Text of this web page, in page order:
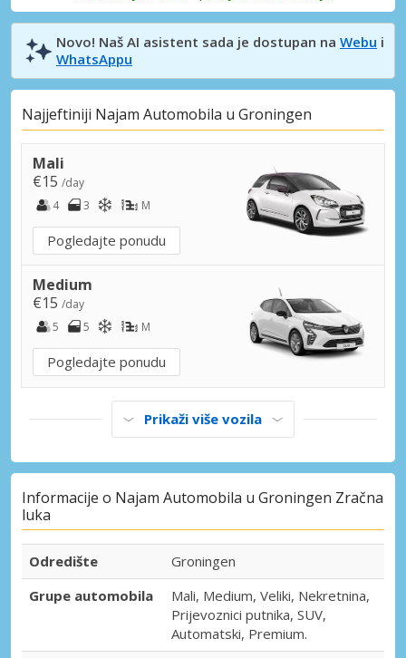
Novo! Naš AI asistent sada je dostupan na Webu i
WhatsAppu
Najjeftiniji Najam Automobila u Groningen
Mali
€15 /day
4
3 M
Pogledajte ponudu
Medium
€15 /day
5
5 M
Pogledajte ponudu
Prikaži više vozila
Informacije o Najam Automobila u Groningen Zračna
luka
Odredište
Groningen
Grupe automobila
Mali, Medium, Veliki, Nekretnina,
Prijevoznici putnika, SUV,
Automatski, Premium.